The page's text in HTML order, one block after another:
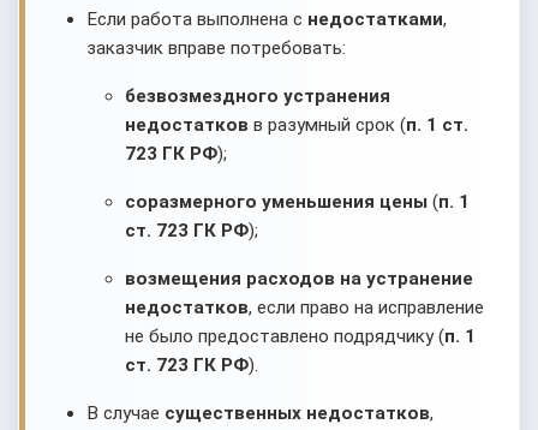
Если работа выполнена с недостатками,
заказчик вправе потребовать:
безвозмездного устранения
недостатков в разумный срок (п. 1 ст.
723 ГК РФ);
соразмерного уменьшения цены (п. 1
ст. 723 ГК РФ);
возмещения расходов на устранение
недостатков, если право на исправление
не было предоставлено подрядчику (п. 1
ст. 723 ГК РФ).
В случае существенных недостатков,